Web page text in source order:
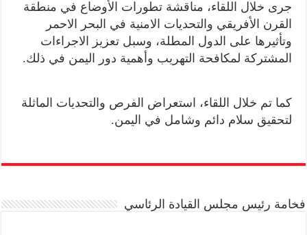
جرى خلال اللقاء، مناقشة تطورات الأوضاع في منطقة
القرن الأفريقي والتحديات الامنية في البحر الاحمر
وتأثيرها على الدول المطلة، وسبل تعزيز الاجراءات
المشتركة لمكافحة التهريب وأهمية دور اليمن في ذلك.
كما تم خلال اللقاء، استعراض الفرص والتحديات الماثلة
لتحقيق سلام دائم وشامل في اليمن.
فخامة رئيس مجلس القيادة الرئاسي